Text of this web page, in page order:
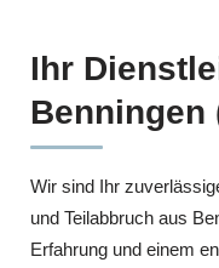
Ihr
Benningen
Wir sind Ihr
und Teilabbruch aus
Erfahrung und einem